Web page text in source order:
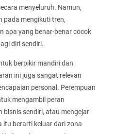
menyeluruh. Namun,
pada mengikuti tren,
apa yang benar-benar cocok
diri sendiri.
berpikir mandiri dan
ini juga sangat relevan
personal. Perempuan
mengambil peran
bisnis sendiri, atau mengejar
itu berarti keluar dari zona